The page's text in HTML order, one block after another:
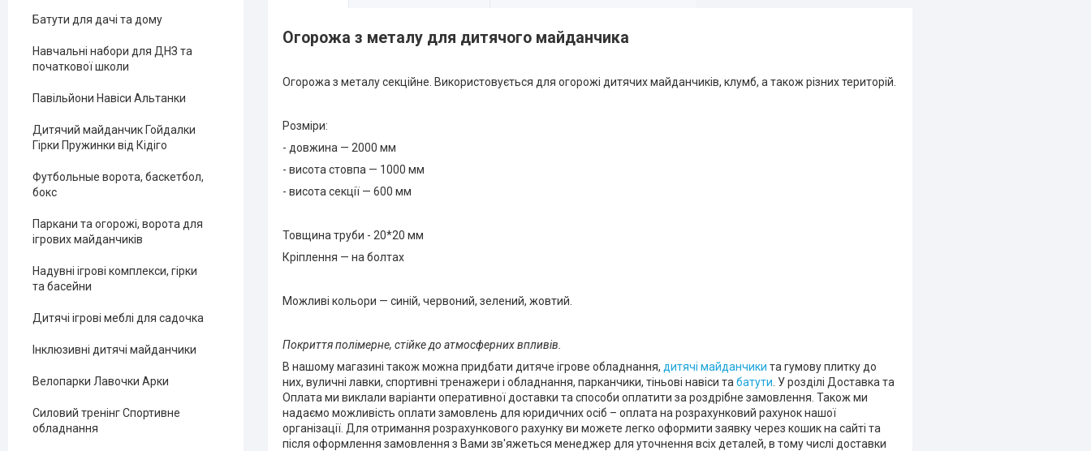
Огорожа з металу для дитячого майданчика
Огорожа з металу секційне. Використовується для огорожі дитячих майданчиків, клумб, а також різних територій.
Розміри:
- довжина — 2000 мм
- висота стовпа — 1000 мм
- висота секції — 600 мм
Товщина труби - 20*20 мм
Кріплення — на болтах
Можливі кольори — синій, червоний, зелений, жовтий.
Покриття полімерне, стійке до атмосферних впливів.
В нашому магазині також можна придбати дитяче ігрове обладнання, дитячі майданчики та гумову плитку до
них, вуличні лавки, спортивні тренажери і обладнання, парканчики, тіньові навіси та батути . У розділі Доставка та
Оплата ми виклали варіанти оперативної доставки та способи оплатити за роздрібне замовлення. Також ми
надаємо можливість оплати замовлень для юридичних осіб – оплата на розрахунковий рахунок нашої
організації. Для отримання розрахункового рахунку ви можете легко оформити заявку через кошик на сайті та
після оформлення замовлення з Вами зв'яжеться менеджер для уточнення всіх деталей, в тому числі доставки
Батути для дачі та дому
Навчальні набори для ДНЗ та
початкової школи
Павільйони Навіси Альтанки
Дитячий майданчик Гойдалки
Гірки Пружинки від Кідіго
Футбольные ворота, баскетбол,
бокс
Паркани та огорожі, ворота для
ігрових майданчиків
Надувні ігрові комплекси, гірки
та басейни
Дитячі ігрові меблі для садочка
Інклюзивні дитячі майданчики
Велопарки Лавочки Арки
Силовий тренінг Спортивне
обладнання